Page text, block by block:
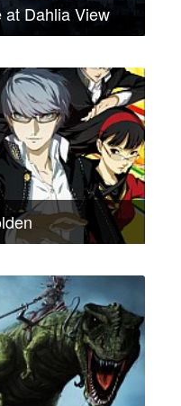
at Dahlia View